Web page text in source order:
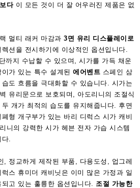
다이 모든 것이 더 잘 어우러진 제품은 없
멀티 래커 마감과 3면 유리 디스플레이로
션을 전시하기에 이상적인 옵션입니다.
까지 수납할 수 있으며, 시가를 가득 채운
가 있는 특수 설계된 에어벤트 스페인 삼
도 흐름을 극대화할 수 있습니다. 시가는
유리문으로 보호되며, 아도리니의 조절식
개가 최적의 습도를 유지해줍니다. 후면
형 개구부가 있는 바리 디럭스 시가 캐비
니의 강력한 시가 헤븐 전자 가습 시스템
.
, 정교하게 제작된 부품, 다용도성, 업그레
스 휴미더 캐비닛은 이미 많은 가정과 일
고 있는 훌륭한 옵션입니다. 조절 가능한